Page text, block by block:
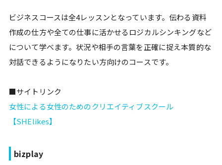
ビジネスコースは全4レッスンとなっています。伝わる資料
作成の仕方や全ての仕事に活かせるロジカルシンキングなど
について学べます。状況や相手の言葉を正確に捉え本質的な
対話できるようになりたい方向けのコースです。
■サイトリンク
女性による女性のためのクリエイティブスクール
【SHElikes】
bizplay